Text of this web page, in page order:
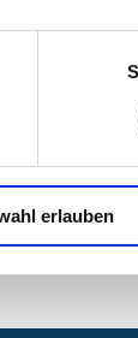
erlauben